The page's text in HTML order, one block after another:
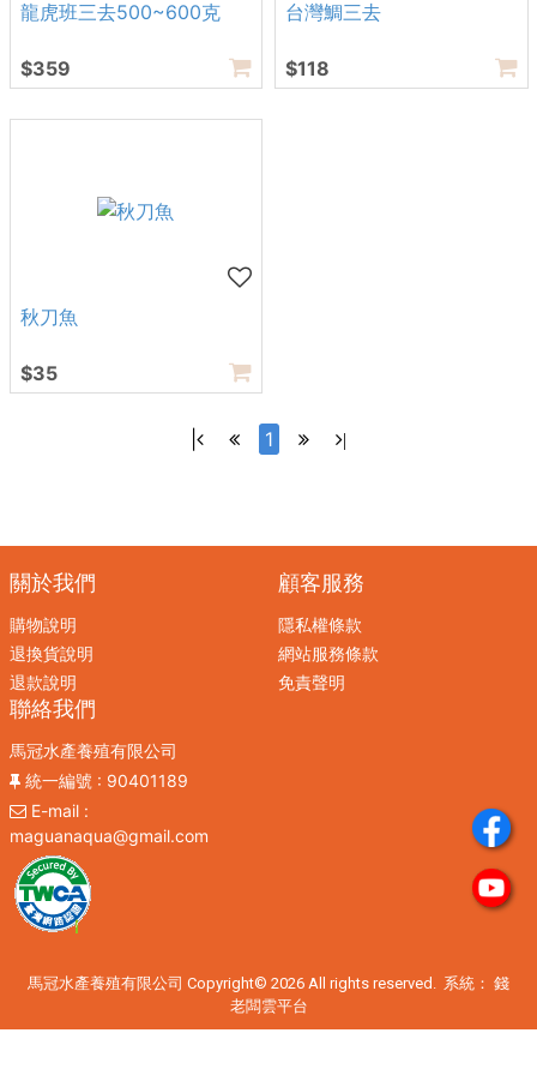
龍虎班三去500~600克
$359
台灣鯛三去
$118
秋刀魚
$35
1 |
關於我們
購物說明
退換貨說明
退款說明
顧客服務
隱私權條款
網站服務條款
免責聲明
聯絡我們
馬冠水產養殖有限公司
統一編號 : 90401189
E-mail:
maguanaqua@gmail.com
馬冠水產養殖有限公司 Copyright© 2026 All rights reserved. 系統： 錢
老闆雲平台